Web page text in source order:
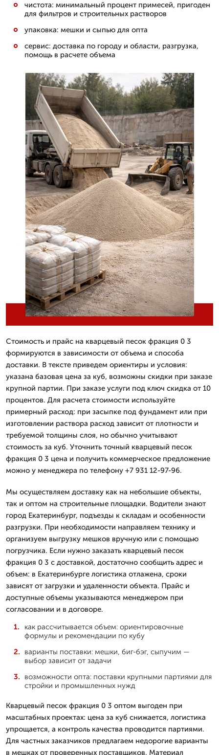
чистота: минимальный процент примесей, пригоден
для фильтров и строительных растворов
упаковка: мешки и сыпью для опта
сервис: доставка по городу и области, разгрузка,
помощь в расчете объема
Стоимость и прайс на кварцевый песок фракция 0 3
формируются в зависимости от объема и способа
доставки. В тексте приведем ориентиры и условия:
указана базовая цена за куб, возможны скидки при заказе
крупной партии. При заказе услуги под ключ скидка от 10
процентов. Для расчета стоимости используйте
примерный расход: при засыпке под фундамент или при
изготовлении раствора расход зависит от плотности и
требуемой толщины слоя, но обычно учитывают
стоимость за куб. Уточнить точный кварцевый песок
фракция 0 3 цена и получить коммерческое предложение
можно у менеджера по телефону +7 931 12-97-96.
Мы осуществляем доставку как на небольшие объекты,
так и оптом на строительные площадки. Водители знают
город Екатеринбург, подъезды к складам и особенности
разгрузки. При необходимости направляем технику и
организуем выгрузку мешков вручную или с помощью
погрузчика. Если нужно заказать кварцевый песок
фракция 0 3 с доставкой, достаточно сообщить адрес и
объем: в Екатеринбурге логистика отлажена, сроки
зависят от загрузки и удаленности объекта. Прайс и
доступные объемы указываются менеджером при
согласовании и в договоре.
как рассчитывается объем: ориентировочные
формулы и рекомендации по кубу
варианты поставки: мешки, биг-бэг, сыпучим —
выбор зависит от задачи
возможности опта: поставки крупными партиями для
стройки и промышленных нужд
Кварцевый песок фракция 0 3 оптом выгоден при
масштабных проектах: цена за куб снижается, логистика
упрощается, а контроль качества проводится партиями.
Для частных заказчиков предлагаем недорогие варианты
в мешках от проверенных поставщиков. Материал